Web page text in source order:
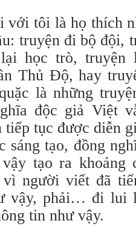
với tôi là họ thích
truyện đi bộ đội,
học trò, truyện
Thủ Độ, hay
là những
độc giả Việt
tiếp tục được diễn
sáng tạo, đồng
tạo ra khoảng
người viết đã
vậy, phải… đi lui
tin như vậy.